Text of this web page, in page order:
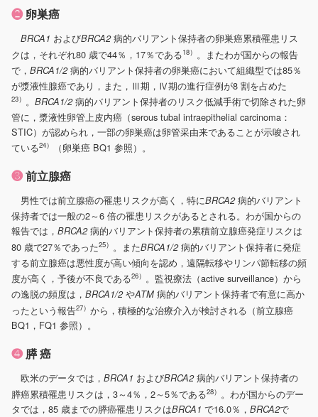
❷卵巣癌
BRCA1 およびBRCA2病的バリアント保持者の卵巣癌累積罹患リス
クは，それぞれ80 歳で44％，17％である18） 。またわが国からの報告
で， BRCA1/2病的バリアント保持者の卵巣癌において組織型では85％
が漿液性腺癌であり，また，Ⅲ期，Ⅳ期の進行症例が8 割を占めた
23） 。 BRCA1/2病的バリアント保持者のリスク低減手術で切除された卵
管に，漿液性卵管上皮内癌（serous tubal intraepithelial carcinoma：
STIC）が認められ，一部の卵巣癌は卵管采由来であることが示唆され
ている24） （卵巣癌 BQ1 参照）。
❸前立腺癌
男性では前立腺癌の罹患リスクが高く，特にBRCA2病的バリアント
保持者では一般の2～6 倍の罹患リスクがあるとされる。わが国からの
報告では， BRCA2病的バリアント保持者の累積前立腺癌発症リスクは
80 歳で27％であった25） 。またBRCA1/2病的バリアント保持者に発症
する前立腺癌は悪性度が高い傾向を認め，遠隔転移やリンパ節転移の頻
度が高く，予後が不良である26） 。監視療法（active surveillance）から
の逸脱の頻度は， BRCA1/2やATM 病的バリアント保持者で有意に高か
ったという報告27） から，積極的な治療介入が検討される（前立腺癌
BQ1，FQ1 参照）。
❹膵 癌
欧米のデータでは， BRCA1 およびBRCA2病的バリアント保持者の
膵癌累積罹患リスクは，3～4％，2～5％である28） 。わが国からのデー
タでは，85 歳までの膵癌罹患リスクはBRCA1 で16.0％， BRCA2で